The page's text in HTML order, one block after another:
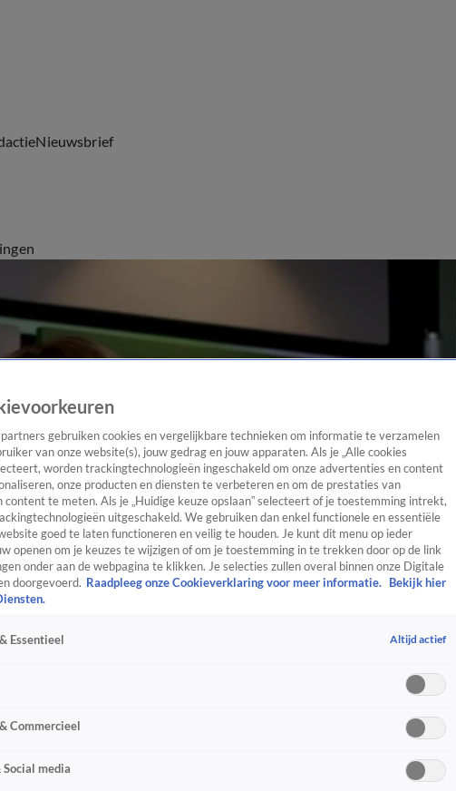
Nieuwsbrief
partners gebruiken cookies en vergelijkbare technieken om informatie te verzamelen
van onze website(s), jouw gedrag en jouw apparaten. Als je „Alle cookies
worden trackingtechnologieën ingeschakeld om onze advertenties en content
onze producten en diensten te verbeteren en om de prestaties van
te meten. Als je „Huidige keuze opslaan” selecteert of je toestemming intrekt,
uitgeschakeld. We gebruiken dan enkel functionele en essentiële
goed te laten functioneren en veilig te houden. Je kunt dit menu op ieder
openen om je keuzes te wijzigen of om je toestemming in te trekken door op de link
onder aan de webpagina te klikken. Je selecties zullen overal binnen onze Digitale
doorgevoerd. Raadpleeg onze Cookieverklaring voor meer informatie. Bekijk hier
Essentieel Altijd actief
Commercieel
media